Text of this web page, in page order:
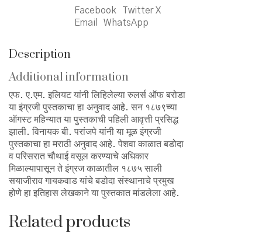
Facebook
Twitter X
Email
WhatsApp
Description
Additional information
एफ. ए.एम. इलियट यांनी लिहिलेल्या रुलर्स ऑफ बरोडा
या इंग्रजी पुस्तकाचा हा अनुवाद आहे. सन १८७९च्या
ऑगस्ट महिन्यात या पुस्तकाची पहिली आवृत्ती प्रसिद्ध
झाली. विनायक बी. परांजपे यांनी या मूळ इंग्रजी
पुस्तकाचा हा मराठी अनुवाद आहे. पेशवा काळात बडोदा
व परिसरात चौथाई वसूल करण्याचे अधिकार
मिळाल्यापासून ते इंग्रज काळातील १८७५ साली
सयाजीराव गायकवाड यांचे बडोदा संस्थानाचे प्रमुख
होणे हा इतिहास लेखकाने या पुस्तकात मांडलेला आहे.
Related products